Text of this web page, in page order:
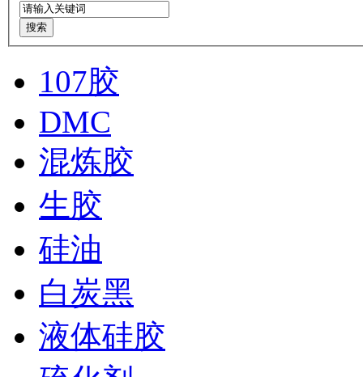
搜索
107胶
DMC
混炼胶
生胶
硅油
白炭黑
液体硅胶